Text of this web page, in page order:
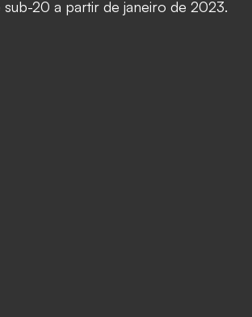
20 a partir de janeiro de 2023.